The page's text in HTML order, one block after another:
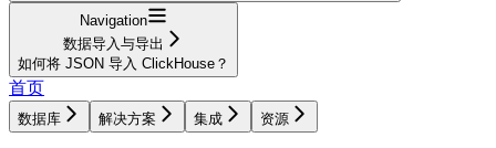
Navigation
数据导入与导出
如何将 JSON 导入 ClickHouse？
首页
数据库 解决方案 集成 资源